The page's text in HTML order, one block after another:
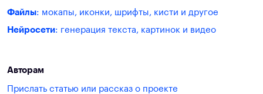
Файлы: мокапы, иконки, шрифты, кисти и другое
Нейросети: генерация текста, картинок и видео
Авторам
Прислать статью или рассказ о проекте